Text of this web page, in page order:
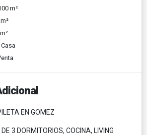
m²
Casa
EN GOMEZ
3 DORMITORIOS, COCINA, LIVING